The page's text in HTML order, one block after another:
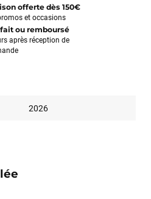
offerte dès 150€
et occasions
ou remboursé
après réception de
2026